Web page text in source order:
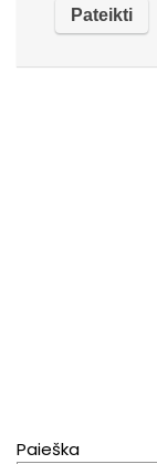
Paieška